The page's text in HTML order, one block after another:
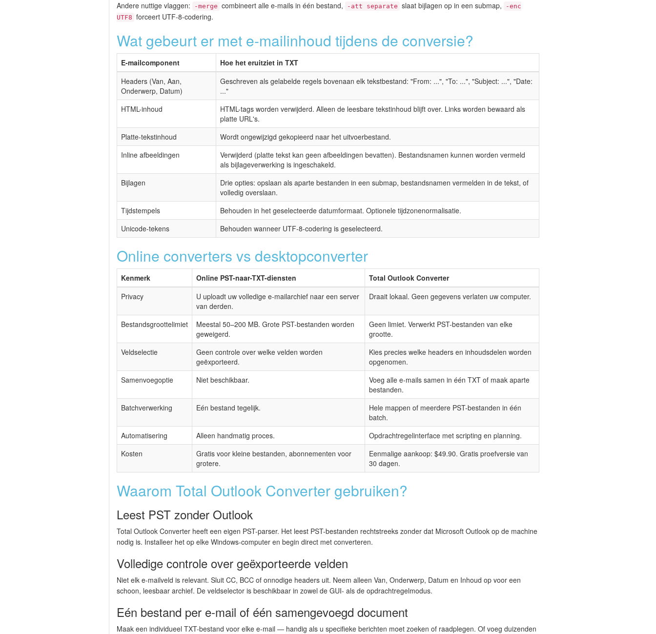
Andere nuttige vlaggen:
-merge combineert alle e-mails in één bestand, -att separate slaat bijlagen op in een submap,
-enc
UTF8 forceert UTF-8-codering.
Wat gebeurt er met e-mailinhoud tijdens de conversie?
E-mailcomponent
Hoe het eruitziet in TXT
Headers (Van, Aan,
Onderwerp, Datum)
Geschreven als gelabelde regels bovenaan elk tekstbestand: "From: ...", "To: ...", "Subject: ...", "Date:
..."
HTML-inhoud
HTML-tags worden verwijderd. Alleen de leesbare tekstinhoud blijft over. Links worden bewaard als
platte URL's.
Platte-tekstinhoud
Wordt ongewijzigd gekopieerd naar het uitvoerbestand.
Inline afbeeldingen
Verwijderd (platte tekst kan geen afbeeldingen bevatten). Bestandsnamen kunnen worden vermeld
als bijlageverwerking is ingeschakeld.
Bijlagen
Drie opties: opslaan als aparte bestanden in een submap, bestandsnamen vermelden in de tekst, of
volledig overslaan.
Tijdstempels
Behouden in het geselecteerde datumformaat. Optionele tijdzonenormalisatie.
Unicode-tekens
Behouden wanneer UTF-8-codering is geselecteerd.
Online converters vs desktopconverter
Kenmerk Online PST-naar-TXT-diensten
Total Outlook Converter
Privacy
U uploadt uw volledige e-mailarchief naar een server
van derden.
Draait lokaal. Geen gegevens verlaten uw computer.
Bestandsgroottelimiet
Meestal 50–200 MB. Grote PST-bestanden worden
geweigerd.
Geen limiet. Verwerkt PST-bestanden van elke
grootte.
Veldselectie
Geen controle over welke velden worden
geëxporteerd.
Kies precies welke headers en inhoudsdelen worden
opgenomen.
Samenvoegoptie
Niet beschikbaar.
Voeg alle e-mails samen in één TXT of maak aparte
bestanden.
Batchverwerking
Eén bestand tegelijk.
Hele mappen of meerdere PST-bestanden in één
batch.
Automatisering
Alleen handmatig proces.
Opdrachtregelinterface met scripting en planning.
Kosten
Gratis voor kleine bestanden, abonnementen voor
grotere.
Eenmalige aankoop: $49.90. Gratis proefversie van
30 dagen.
Waarom Total Outlook Converter gebruiken?
Leest PST zonder Outlook
Total Outlook Converter heeft een eigen PST-parser. Het leest PST-bestanden rechtstreeks zonder dat Microsoft Outlook op de machine
nodig is. Installeer het op elke Windows-computer en begin direct met converteren.
Volledige controle over geëxporteerde velden
Niet elk e-mailveld is relevant. Sluit CC, BCC of onnodige headers uit. Neem alleen Van, Onderwerp, Datum en Inhoud op voor een
schoon, leesbaar archief. De veldselector is beschikbaar in zowel de GUI- als de opdrachtregelmodus.
Eén bestand per e-mail of één samengevoegd document
Maak een individueel TXT-bestand voor elke e-mail — handig als u specifieke berichten moet zoeken of raadplegen. Of voeg duizenden